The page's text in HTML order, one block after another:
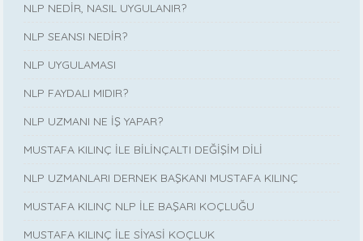
NLP NEDİR, NASIL UYGULANIR?
NLP SEANSI NEDİR?
NLP UYGULAMASI
NLP FAYDALI MIDIR?
NLP UZMANI NE İŞ YAPAR?
MUSTAFA KILINÇ İLE BİLİNÇALTI DEĞİŞİM DİLİ
NLP UZMANLARI DERNEK BAŞKANI MUSTAFA KILINÇ
MUSTAFA KILINÇ NLP İLE BAŞARI KOÇLUĞU
MUSTAFA KILINÇ İLE SİYASİ KOÇLUK